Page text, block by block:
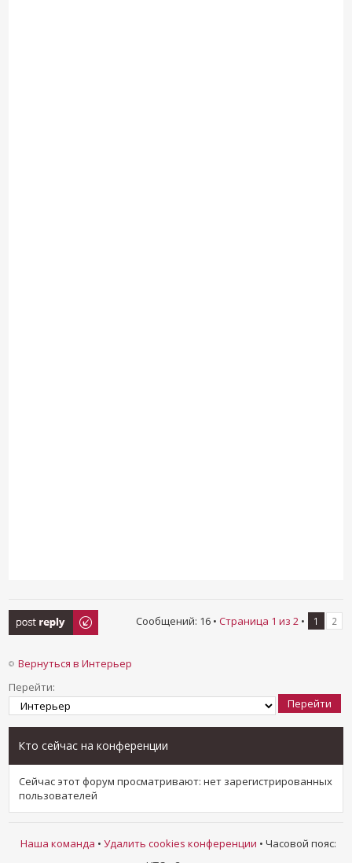
Ответить Сообщений: 16 • Страница 1 из 2• 1 2
Вернуться в Интерьер
Перейти:
Кто сейчас на конференции
Сейчас этот форум просматривают: нет зарегистрированных
пользователей
Наша команда • Удалить cookies конференции • Часовой пояс: